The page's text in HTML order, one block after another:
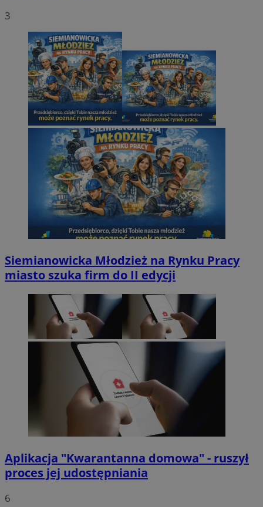
3
Siemianowicka Młodzież na Rynku Pracy
miasto szuka firm do II edycji
Aplikacja "Kwarantanna domowa" - ruszył
proces jej udostępniania
6